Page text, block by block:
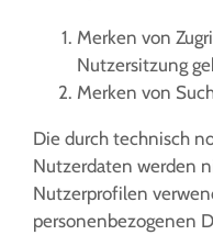
Merken von
Nutzersitzung
Merken von
Die durch technisch
Nutzerdaten werden
Nutzerprofilen
personenbezogenen